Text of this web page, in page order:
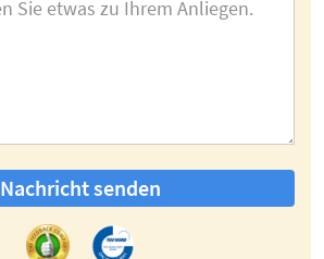
Nachricht senden